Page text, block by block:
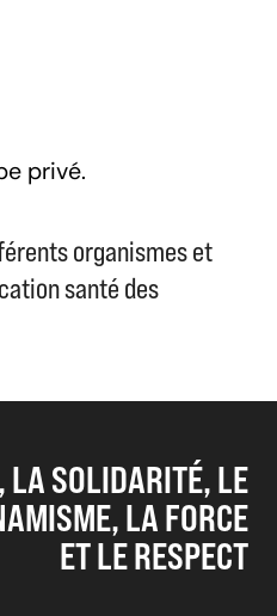
privé.
organismes et
santé des
LA SOLIDARITÉ, LE
LA FORCE
ET LE RESPECT